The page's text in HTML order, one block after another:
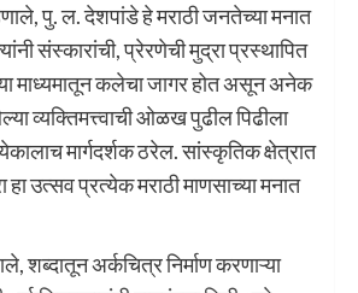
पु. ल. देशपांडे हे मराठी जनतेच्या मनात
संस्कारांची, प्रेरणेची मुद्रा प्रस्थापित
माध्यमातून कलेचा जागर होत असून अनेक
व्यक्तिमत्त्वाची ओळख पुढील पिढीला
मार्गदर्शक ठरेल. सांस्कृतिक क्षेत्रात
हा उत्सव प्रत्येक मराठी माणसाच्या मनात
शब्दातून अर्कचित्र निर्माण करणाऱ्या